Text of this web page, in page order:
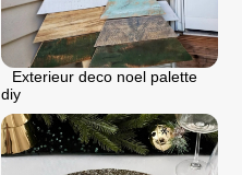
Exterieur deco noel palette
diy